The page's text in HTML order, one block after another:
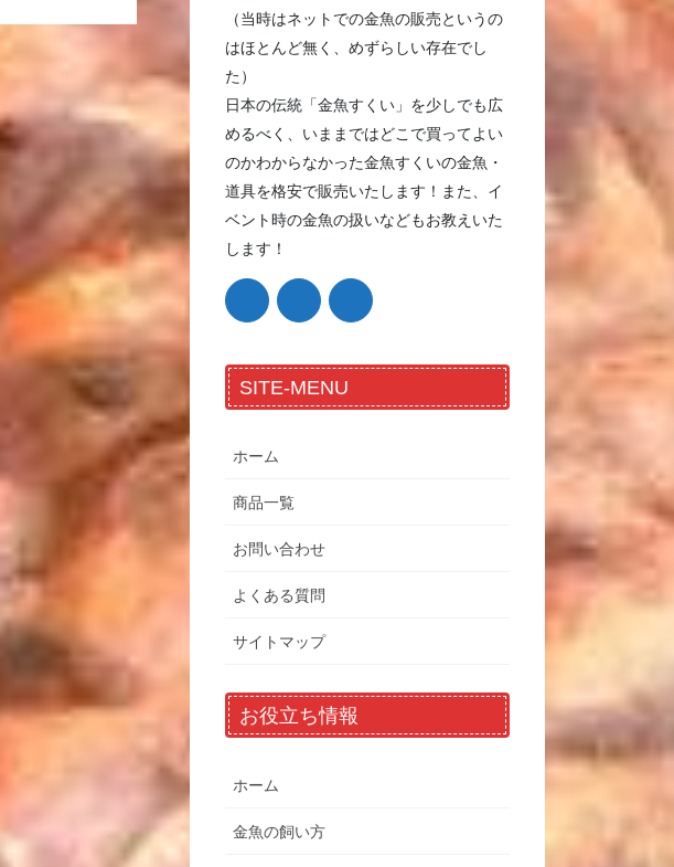
（当時はネットでの金魚の販売というの
はほとんど無く、めずらしい存在でし
た）
日本の伝統「金魚すくい」を少しでも広
めるべく、いままではどこで買ってよい
のかわからなかった金魚すくいの金魚・
道具を格安で販売いたします！また、イ
ベント時の金魚の扱いなどもお教えいた
します！
SITE-MENU
ホーム
商品一覧
お問い合わせ
よくある質問
サイトマップ
お役立ち情報
ホーム
金魚の飼い方